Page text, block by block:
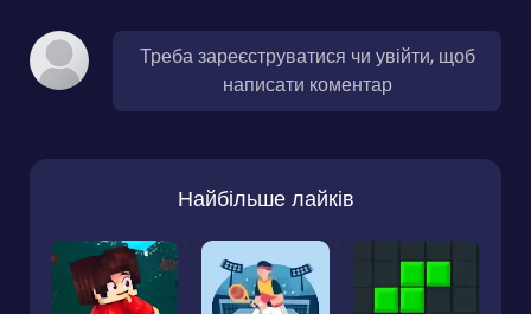
Треба зареєструватися чи увійти, щоб
написати коментар
Найбільше лайків